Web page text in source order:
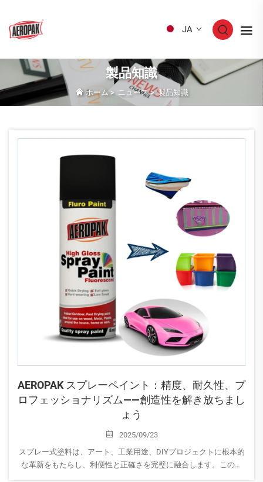
JA
製品知識
ホーム> ニュース>製品知識
AEROPAK スプレーペイント：精度、耐久性、プ
ロフェッショナリズム――創造性を解き放ちまし
ょう
2025/09/23
スプレー式塗料は、アート、工業用途、DIYプロジェクトに根本的
な革新をもたらし、利便性と正確さを完璧に融合します。この革